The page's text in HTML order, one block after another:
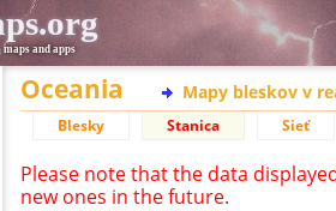
and apps
Oceania Mapy bleskov v
Blesky Stanica Sieť
Please note that the data
new ones in the future.